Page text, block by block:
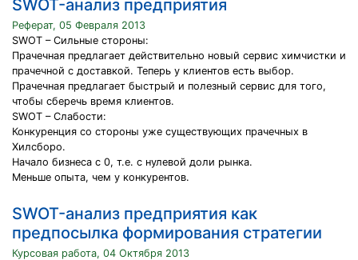
SWOT-анализ предприятия
Реферат, 05 Февраля 2013
SWOT – Сильные стороны:
Прачечная предлагает действительно новый сервис химчистки и
прачечной с доставкой. Теперь у клиентов есть выбор.
Прачечная предлагает быстрый и полезный сервис для того,
чтобы сберечь время клиентов.
SWOT – Слабости:
Конкуренция со стороны уже существующих прачечных в
Хилсборо.
Начало бизнеса с 0, т.е. с нулевой доли рынка.
Меньше опыта, чем у конкурентов.
SWOT-анализ предприятия как
предпосылка формирования стратегии
Курсовая работа, 04 Октября 2013